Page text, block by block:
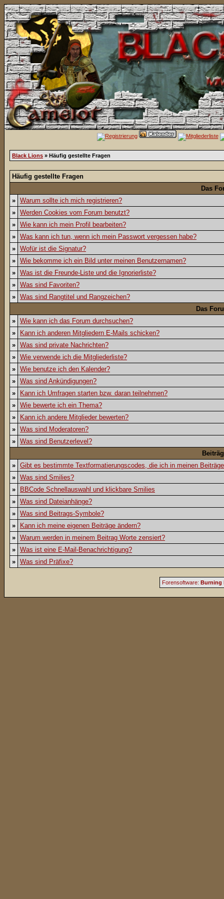
Black Lions » Häufig gestellte Fragen
Häufig gestellte Fragen
Das
» Warum sollte ich mich registrieren?
» Werden Cookies vom Forum benutzt?
» Wie kann ich mein Profil bearbeiten?
» Was kann ich tun, wenn ich mein Passwort vergessen habe?
» Wofür ist die Signatur?
» Wie bekomme ich ein Bild unter meinen Benutzernamen?
» Was ist die Freunde-Liste und die Ignorierliste?
» Was sind Favoriten?
» Was sind Rangtitel und Rangzeichen?
Das
» Wie kann ich das Forum durchsuchen?
»
Kann ich anderen Mitgliedern E-Mails schicken?
» Was sind private Nachrichten?
» Wie verwende ich die Mitgliederliste?
» Wie benutze ich den Kalender?
» Was sind Ankündigungen?
»
Kann ich Umfragen starten bzw. daran teilnehmen?
» Wie bewerte ich ein Thema?
»
Kann ich andere Mitglieder bewerten?
» Was sind Moderatoren?
» Was sind Benutzerlevel?
» Gibt es bestimmte Textformatierungscodes, die ich in meinen
» Was sind Smilies?
»
BBCode Schnellauswahl und klickbare Smilies
» Was sind Dateianhänge?
» Was sind Beitrags-Symbole?
»
Kann ich meine eigenen Beiträge ändern?
» Warum werden in meinem Beitrag Worte zensiert?
» Was ist eine E-Mail-Benachrichtigung?
» Was sind Präfixe?
Forensoftware: Burning